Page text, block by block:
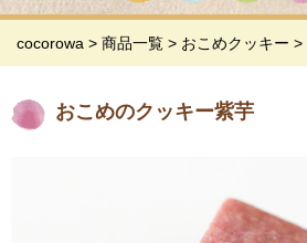
cocorowa > 商品一覧 > おこめクッキー >
おこめのクッキー紫芋